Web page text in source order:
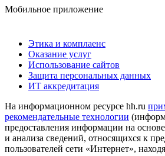
Мобильное приложение
Этика и комплаенс
Оказание услуг
Использование сайтов
Защита персональных данных
ИТ аккредитация
На информационном ресурсе hh.ru
рекомендательные технологии
предоставления информации на
и анализа сведений, относящихся к
пользователей сети «Интернет»,